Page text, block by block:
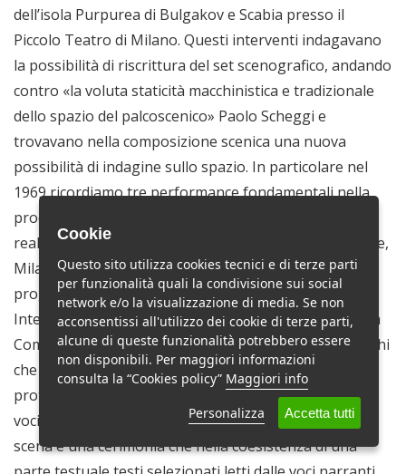
dell’isola Purpurea di Bulgakov e Scabia presso il
Piccolo Teatro di Milano. Questi interventi indagavano
la possibilità di riscrittura del set scenografico, andando
contro «la voluta staticità macchinistica e tradizionale
dello spazio del palcoscenico» Paolo Scheggi e
trovavano nella composizione scenica una nuova
possibilità di indagine sullo spazio. In particolare nel
1969 ricordiamo tre performance fondamentali nella
produzione di Scheggi: OPLÀ. Azione-lettura-teatro,
realizzata a Firenze, Dies Irae, messa in scena a Varese,
Milano e Firenze e Marcia funebre o della geometria,
progettata per la manifestazione Campo Urbano.
Interventi estetici nella dimensione collettiva urbana a
Como. Quest’ultima, progettata insieme a Franca Sacchi
che ne curò l’aspetto musicale si componeva di sei
protagonisti, quattro momenti, sei movimenti e due
voci narranti. Quella che Scheggi e Sacchi mettono in
scena è una cerimonia che nella coesistenza di una
Cookie
Questo sito utilizza cookies tecnici e di terze parti
per funzionalità quali la condivisione sui social
network e/o la visualizzazione di media. Se non
acconsentissi all'utilizzo dei cookie di terze parti,
alcune di queste funzionalità potrebbero essere
non disponibili. Per maggiori informazioni
consulta la “Cookies policy” Maggiori info
Personalizza
Accetta tutti